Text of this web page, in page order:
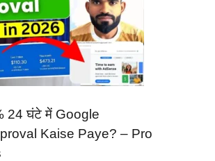
24 घंटे में Google
Kaise Paye? – Pro